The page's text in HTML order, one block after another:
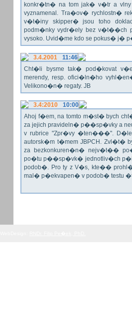
konkr�tn� na tom jak� v�tr a
vyznamenal. Tra�ov� rychlostn�
v�t�iny skipper� jsou toho
podm�nky vydr�ely bez v�t��ch
vysoko. Uvid�me kdo se pokus� j�
3.4.2001
11:46
Cht�li bysme tak� pod�kovat
merendy, resp. ofici�ln�ho
Velikono�n� regaty. JB
3.4:2010
10:00
Ahoj f�em, na tomto m�st� bych
za jejich pravideln� p��sp�vky a
v rubrice "Zpr�vy �ten���". D�le
autorsk�m t�mem JBPCH. Zvl�t�
za bezkonkuren�n� nejv�t��
po�tu p��sp�vk� jednotliv�ch
podob�. Pro ty z V�s, kte��
mal� p�ekvapen� v podob� testu